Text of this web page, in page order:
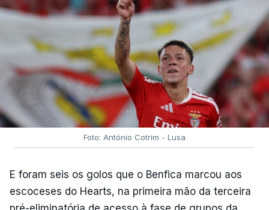
Foto: António Cotrim - Lusa
E foram seis os golos que o Benfica marcou aos
escoceses do Hearts, na primeira mão da terceira